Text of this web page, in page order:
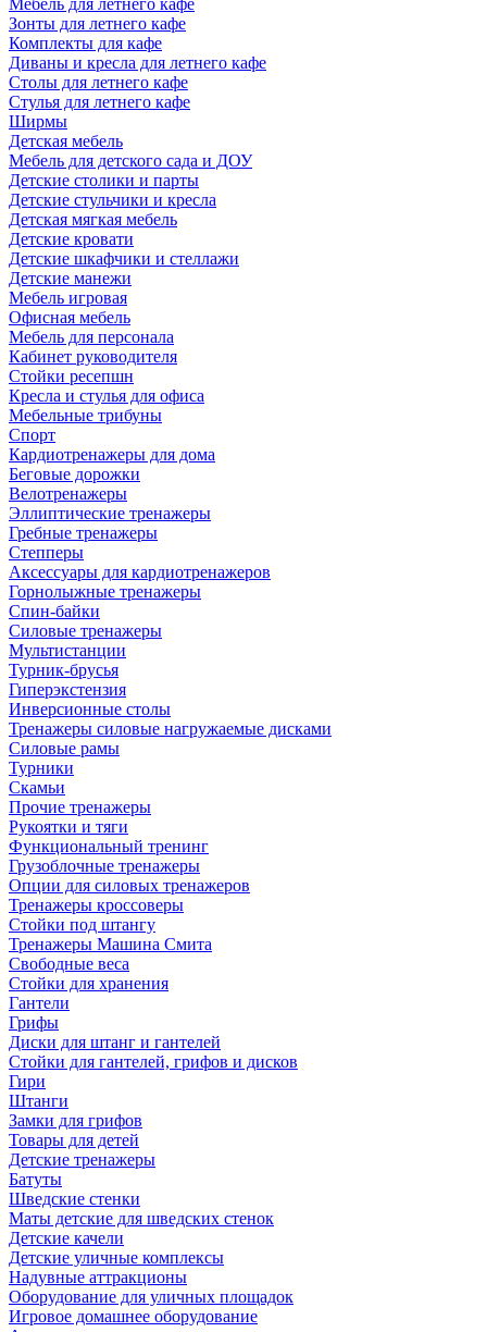
Мебель для летнего кафе
Зонты для летнего кафе
Комплекты для кафе
Диваны и кресла для летнего кафе
Столы для летнего кафе
Стулья для летнего кафе
Ширмы
Детская мебель
Мебель для детского сада и ДОУ
Детские столики и парты
Детские стульчики и кресла
Детская мягкая мебель
Детские кровати
Детские шкафчики и стеллажи
Детские манежи
Мебель игровая
Офисная мебель
Мебель для персонала
Кабинет руководителя
Стойки ресепшн
Кресла и стулья для офиса
Мебельные трибуны
Спорт
Кардиотренажеры для дома
Беговые дорожки
Велотренажеры
Эллиптические тренажеры
Гребные тренажеры
Степперы
Аксессуары для кардиотренажеров
Горнолыжные тренажеры
Спин-байки
Силовые тренажеры
Мультистанции
Турник-брусья
Гиперэкстензия
Инверсионные столы
Тренажеры силовые нагружаемые дисками
Силовые рамы
Турники
Скамьи
Прочие тренажеры
Рукоятки и тяги
Функциональный тренинг
Грузоблочные тренажеры
Опции для силовых тренажеров
Тренажеры кроссоверы
Стойки под штангу
Тренажеры Машина Смита
Свободные веса
Стойки для хранения
Гантели
Грифы
Диски для штанг и гантелей
Стойки для гантелей, грифов и дисков
Гири
Штанги
Замки для грифов
Товары для детей
Детские тренажеры
Батуты
Шведские стенки
Маты детские для шведских стенок
Детские качели
Детские уличные комплексы
Надувные аттракционы
Оборудование для уличных площадок
Игровое домашнее оборудование